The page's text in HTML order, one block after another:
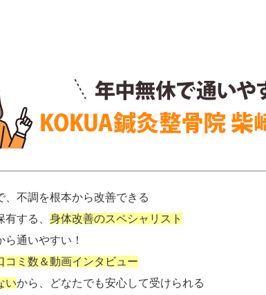
、不調を根本から改善できる
する、 身体改善のスペシャリスト
ら通いやすい！
コミ数＆動画インタビュー
いから、どなたでも安心して受けられる